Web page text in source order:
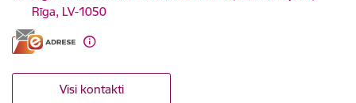
Rīga, LV-1050
Visi kontakti